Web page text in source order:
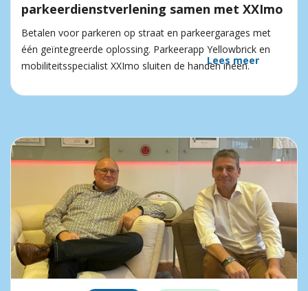
parkeerdienstverlening samen met XXImo
Betalen voor parkeren op straat en parkeergarages met
één geïntegreerde oplossing. Parkeerapp Yellowbrick en
mobiliteitsspecialist XXImo sluiten de handen ineen.
Lees meer